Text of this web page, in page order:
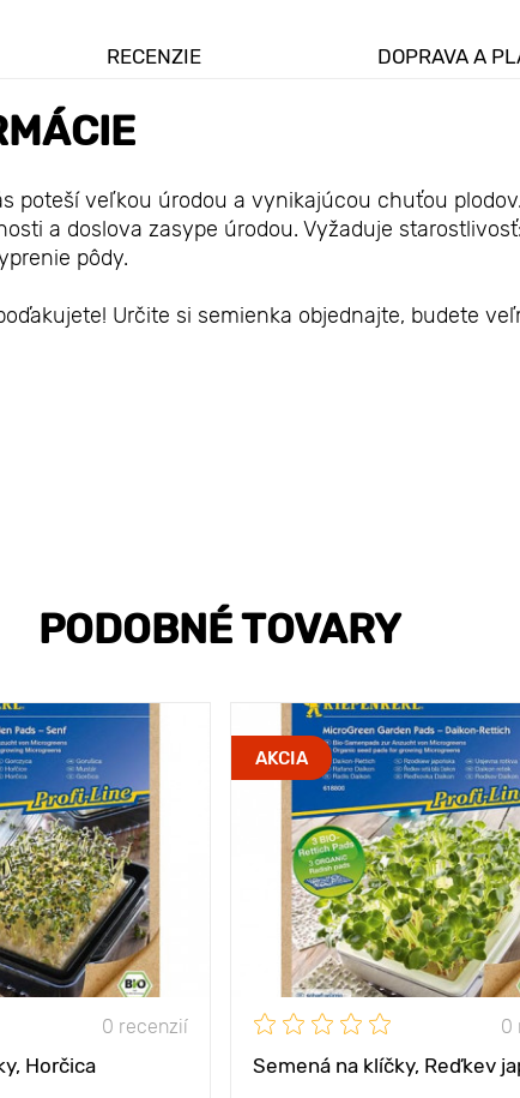
RECENZIE DOPRAVA A
poteší veľkou úrodou a vynikajúcou chuťou plodov.
a doslova zasype úrodou. Vyžaduje starostlivosť:
pôdy.
Určite si semienka objednajte, budete
PODOBNÉ TOVARY
0 recenzií
Horčica
AKCIA
0
Semená na klíčky, Reďkev